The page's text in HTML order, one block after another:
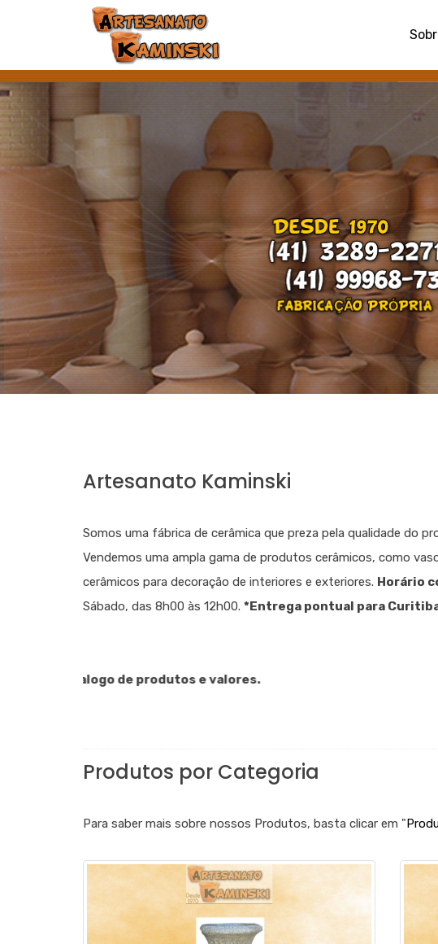
Artesanato Kaminski
Somos uma fábrica de cerâmica que preza pela qualidade do
Vendemos uma ampla gama de produtos cerâmicos, como
cerâmicos para decoração de interiores e exteriores. Horário
Sábado, das 8h00 às 12h00. *Entrega pontual para
de produtos e valores.
Produtos por Categoria
Para saber mais sobre nossos Produtos, basta clicar em "